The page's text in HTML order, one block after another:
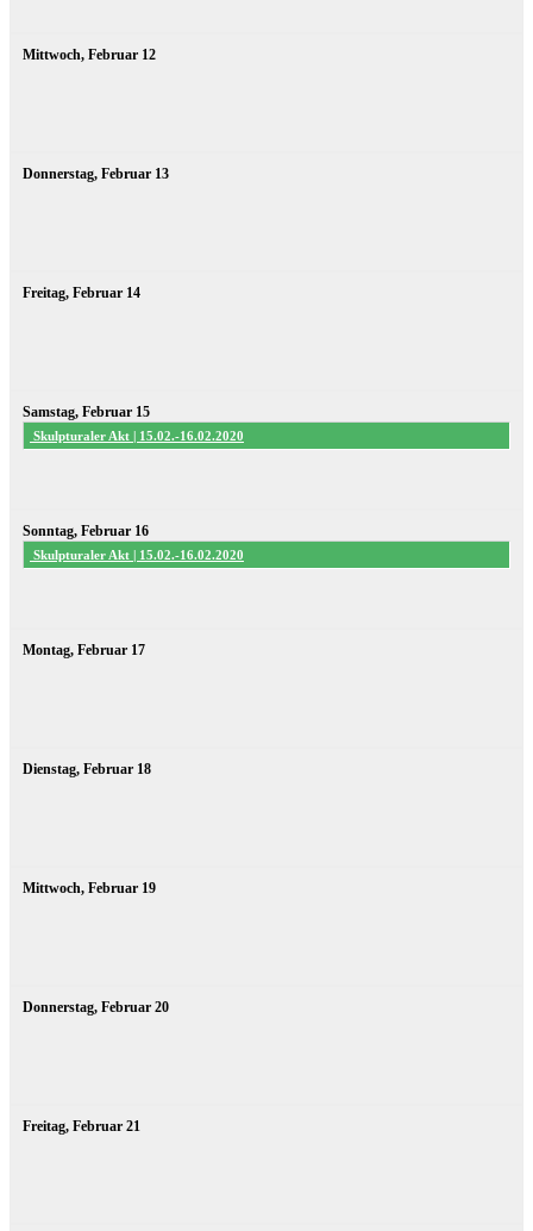
Mittwoch, Februar 12
Donnerstag, Februar 13
Freitag, Februar 14
Samstag, Februar 15
Skulpturaler Akt | 15.02.-16.02.2020
Sonntag, Februar 16
Skulpturaler Akt | 15.02.-16.02.2020
Montag, Februar 17
Dienstag, Februar 18
Mittwoch, Februar 19
Donnerstag, Februar 20
Freitag, Februar 21